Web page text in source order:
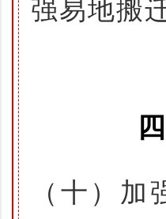
强易地搬
（十）